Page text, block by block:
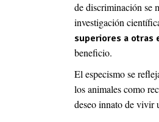
de discriminación se
investigación
superiores a otras
beneficio.
El especismo se
los animales como
deseo innato de vivir